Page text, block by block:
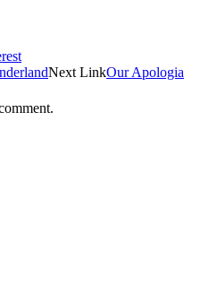
Next LinkOur Apologia